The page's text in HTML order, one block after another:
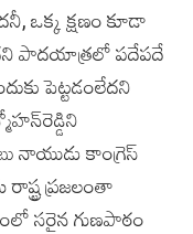
ఒక్క క్షణం కూడా
పాదయాత్రలో పదేపదే
పెట్టడంలేదని
నాయుడు కాంగ్రెస్‌
ప్రజలంతా
సరైన గుణపాఠం